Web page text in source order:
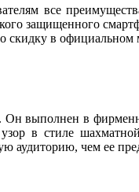
все
защищенного
скидку в официальном
выполнен в
в стиле
аудиторию, чем ее